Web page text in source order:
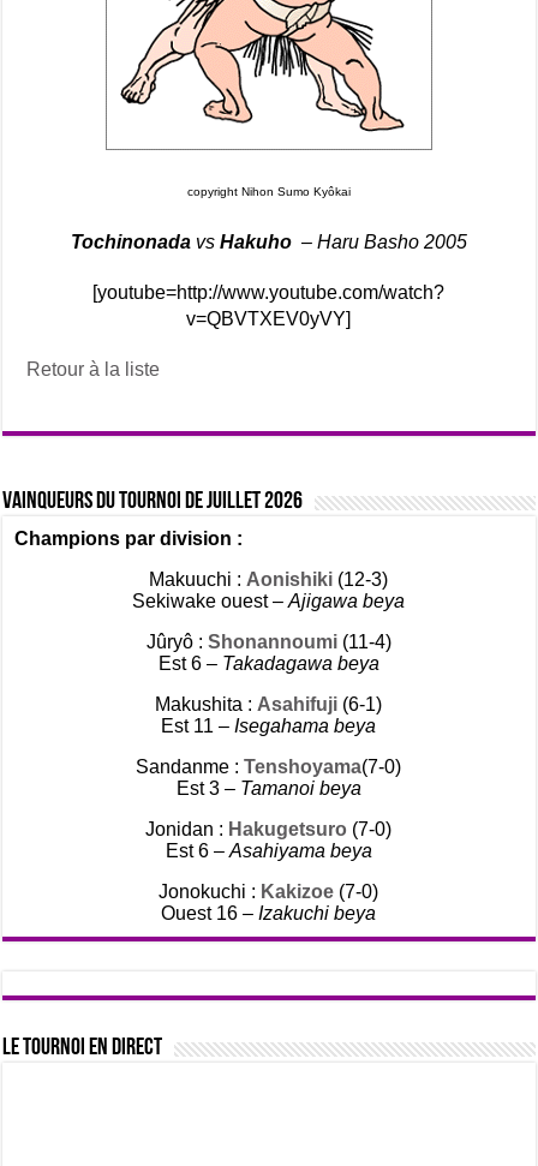
copyright Nihon Sumo Kyôkai
Tochinonadavs Hakuho– Haru Basho 2005
[youtube=http://www.youtube.com/watch?
v=QBVTXEV0yVY]
Retour à la liste
Vainqueurs du tournoi de Juillet 2026
Champions par division :
Makuuchi : Aonishiki (12-3)
Sekiwake ouest –Ajigawa beya
Jûryô : Shonannoumi (11-4)
Est 6 – Takadagawa beya
Makushita : Asahifuji (6-1)
Est 11 –Isegahama beya
Sandanme :Tenshoyama(7-0)
Est 3 – Tamanoi beya
Jonidan : Hakugetsuro (7-0)
Est 6 – Asahiyama beya
Jonokuchi : Kakizoe (7-0)
Ouest 16 –Izakuchi beya
Le tournoi en direct